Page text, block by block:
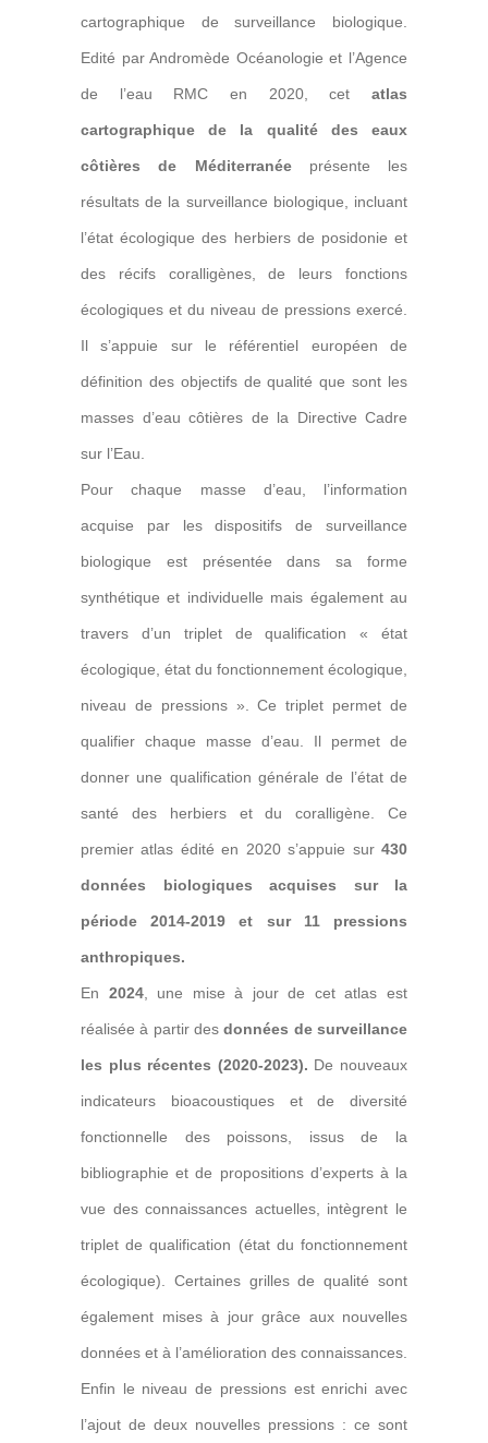
cartographique de surveillance biologique
Edité par Andromède Océanologie et l’Agence
de l’eau RMC en 2020, cetatlas
cartographiquede la qualité des eaux
côtières de Méditerranéeprésente les
résultats de la surveillance biologique, incluant
l’état écologique des herbiers de posidonie et
des récifs coralligènes, de leurs fonctions
écologiques et du niveau de pressions exercé.
Il s’appuie sur le référentiel européen de
définition des objectifs de qualité que sont les
masses d’eau côtières de la Directive Cadre
sur l’Eau.
Pour chaque masse d’eau, l’information
acquise par les dispositifs de surveillance
biologique est présentée dans sa forme
synthétique et individuelle mais également au
travers d’un triplet de qualification « état
écologique, état du fonctionnement écologique,
niveau de pressions ».Ce triplet permet de
qualifier chaque masse d’eau. Il permet de
donner une qualification générale de l’état de
santé des herbiers et du coralligène. Ce
premier atlas édité en 2020 s’appuie sur 430
données biologiques acquises sur la
période 2014-2019et sur 11 pressions
anthropiques.
En 2024, une mise à jour de cet atlas est
réalisée à partir desdonnées de surveillance
les plus récentes (2020-2023). De nouveaux
indicateurs bioacoustiques et de diversité
fonctionnelle des poissons, issus de la
bibliographie et de propositions d’experts à la
vue des connaissances actuelles, intègrent le
triplet de qualification (état du fonctionnement
écologique). Certaines grilles de qualitésont
également mises à jour grâce aux nouvelles
données et à l’amélioration des connaissances.
Enfin le niveau de pressions est enrichi avec
l’ajout de deux nouvelles pressions : ce sont